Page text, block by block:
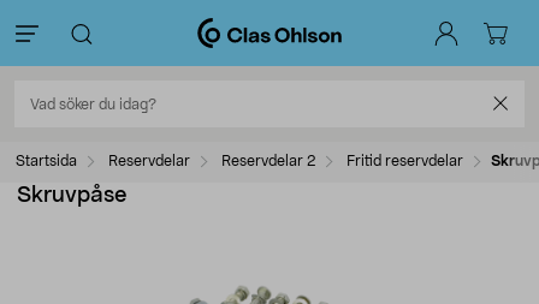
Startsida Reservdelar Reservdelar 2 Fritid reservdelar
Skruvpåse